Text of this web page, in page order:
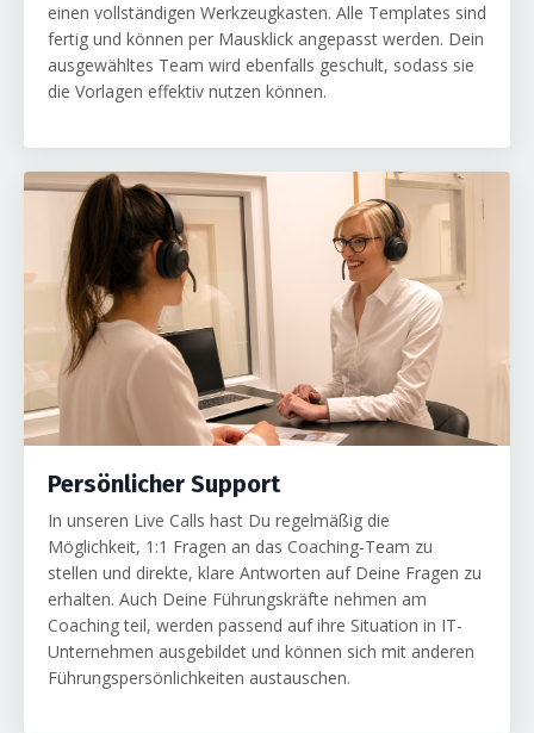
einen vollständigen Werkzeugkasten. Alle Templates sind
fertig und können per Mausklick angepasst werden. Dein
ausgewähltes Team wird ebenfalls geschult, sodass sie
die Vorlagen effektiv nutzen können.
Persönlicher Support
In unseren Live Calls hast Du regelmäßig die
Möglichkeit, 1:1 Fragen an das Coaching-Team zu
stellen und direkte, klare Antworten auf Deine Fragen zu
erhalten. Auch Deine Führungskräfte nehmen am
Coaching teil, werden passend auf ihre Situation in IT-
Unternehmen ausgebildet und können sich mit anderen
Führungspersönlichkeiten austauschen.